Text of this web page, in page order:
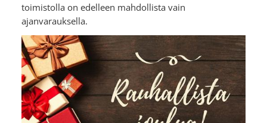
toimistolla on edelleen mahdollista vain
ajanvarauksella.